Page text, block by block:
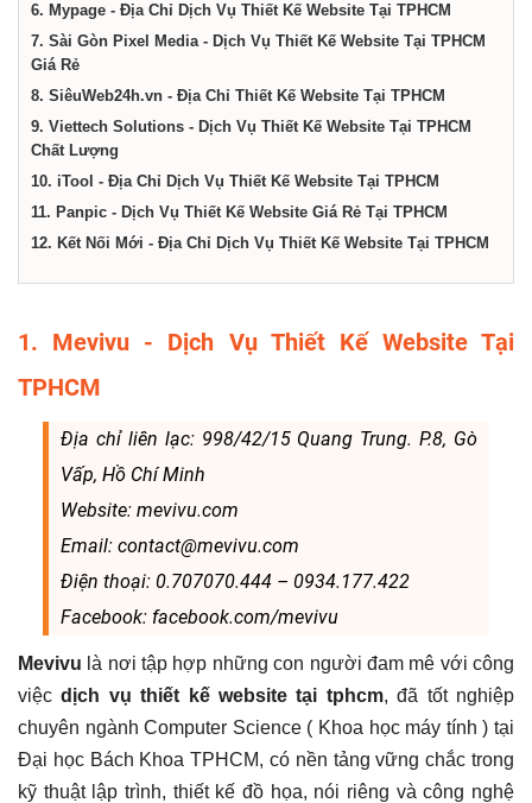
Hồ
Chí
Minh
6. Mypage - Địa Chỉ Dịch Vụ Thiết Kế Website Tại TPHCM
7. Sài Gòn Pixel Media - Dịch Vụ Thiết Kế Website Tại TPHCM
Giá Rẻ
8. SiêuWeb24h.vn - Địa Chỉ Thiết Kế Website Tại TPHCM
9. Viettech Solutions - Dịch Vụ Thiết Kế Website Tại TPHCM
Chất Lượng
10. iTool - Địa Chỉ Dịch Vụ Thiết Kế Website Tại TPHCM
11. Panpic - Dịch Vụ Thiết Kế Website Giá Rẻ Tại TPHCM
12. Kết Nối Mới - Địa Chỉ Dịch Vụ Thiết Kế Website Tại TPHCM
1. Mevivu - Dịch Vụ Thiết Kế Website Tại
TPHCM
Địa chỉ liên lạc: 998/42/15 Quang Trung. P.8, Gò
Vấp, Hồ Chí Minh
Website: mevivu.com
Email: contact@mevivu.com
Điện thoại: 0.707070.444 – 0934.177.422
Facebook: facebook.com/mevivu
Mevivu là nơi tập hợp những con người đam mê với công
việcdịch vụ thiết kế website tại tphcm, đã tốt nghiệp
chuyên ngành Computer Science ( Khoa học máy tính ) tại
Đại học Bách Khoa TPHCM, có nền tảng vững chắc trong
kỹ thuật lập trình, thiết kế đồ họa, nói riêng và công nghệ